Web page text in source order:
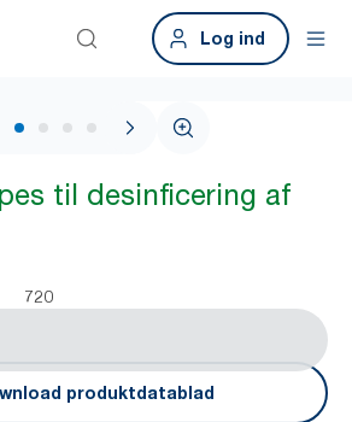
Log ind
1 / 4
til desinficering af
720
produktdatablad